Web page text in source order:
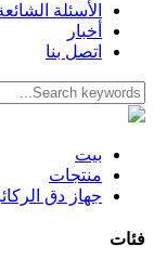
الأسئلة
أخبار
اتصل بنا
بيت
منتجات
جهاز دق
فئات